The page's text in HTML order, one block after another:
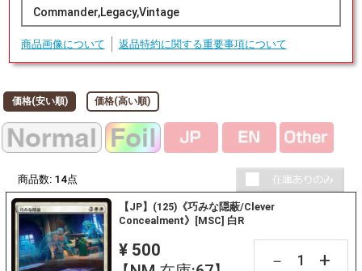
Commander,Legacy,Vintage
商品画像について 返品特約に関する重要事項について
価格(安い順) 価格(高い順)
商品数: 14点
【JP】(125)《巧みな隠蔽/Clever
Concealment》[MSC] 白R
¥ 500
－ +